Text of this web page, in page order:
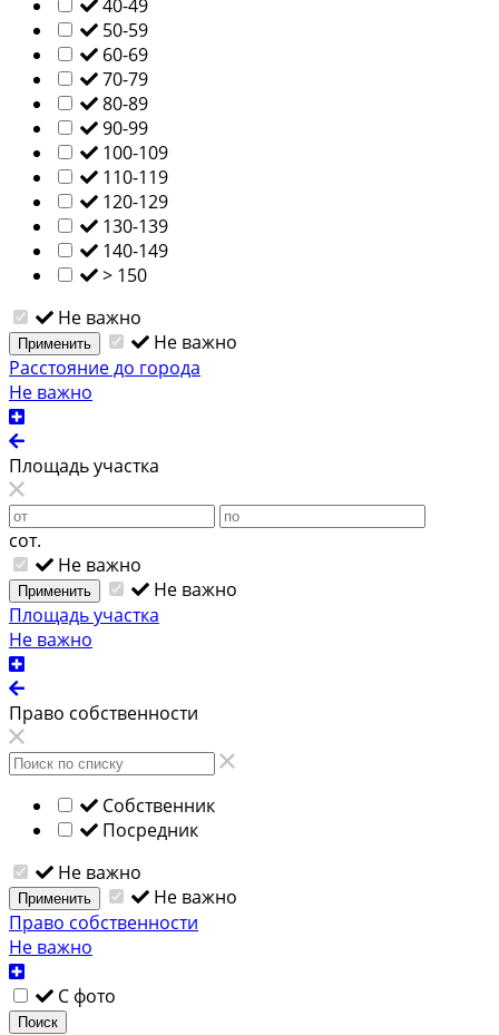
40-49
50-59
60-69
70-79
80-89
90-99
100-109
110-119
120-129
130-139
140-149
> 150
Не важно
Применить
Не важно
Расстояние до города
Не важно
Площадь участка
сот.
Не важно
Применить
Не важно
Площадь участка
Не важно
Право собственности
Собственник
Посредник
Не важно
Применить
Не важно
Право собственности
Не важно
С фото
Поиск